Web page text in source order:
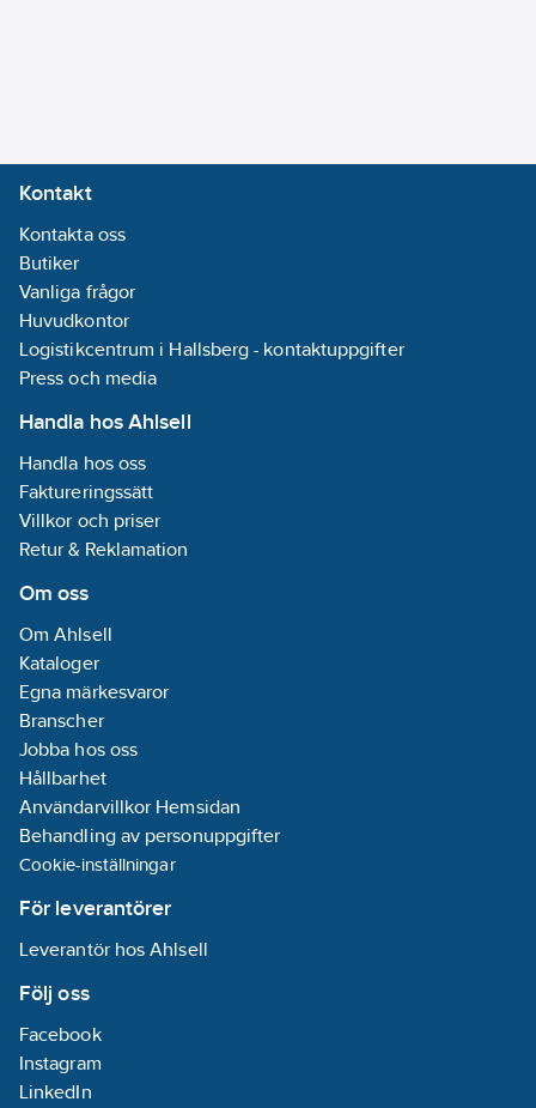
Kontakt
Kontakta oss
Butiker
Vanliga frågor
Huvudkontor
Logistikcentrum i Hallsberg - kontaktuppgifter
Press och media
Handla hos Ahlsell
Handla hos oss
Faktureringssätt
Villkor och priser
Retur & Reklamation
Om oss
Om Ahlsell
Kataloger
Egna märkesvaror
Branscher
Jobba hos oss
Hållbarhet
Användarvillkor Hemsidan
Behandling av personuppgifter
Cookie-inställningar
För leverantörer
Leverantör hos Ahlsell
Följ oss
Facebook
Instagram
LinkedIn